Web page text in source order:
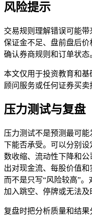
风险提示
交易规则理解错误可能带
保证金不足、盘前盘后
确认券商规则和订单状态
本文仅用于投资教育和
顾问服务或任何证券买卖
压力测试与复盘
压力测试不是预测最可
下能否承受。可以分别
数收缩、流动性下降和
出对现金流、每股价值和
而不是只写“风险较高”
加入跳空、停牌或无法及
复盘时把分析质量和结